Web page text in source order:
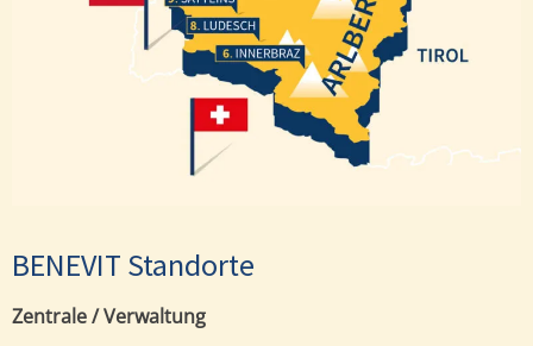
Ludesch
Innerbraz
BENEVIT Standorte
Zentrale / Verwaltung